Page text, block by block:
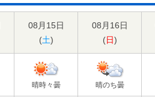
08月15日
(土)
08月16日
(日)
晴時々曇 晴のち曇